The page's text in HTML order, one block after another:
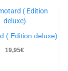
( Edition deluxe)
19,95€